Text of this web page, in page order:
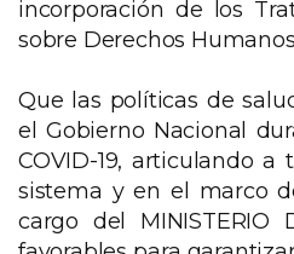
incorporación de los
sobre Derechos
Que las políticas de
el Gobierno Nacional
COVID-19, articulando a
sistema y en el marco
cargo del MINISTERIO